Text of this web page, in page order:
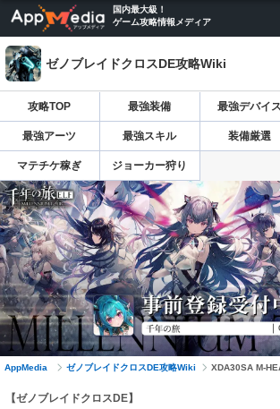
国内最大級！
ゲーム攻略情報メディア
ゼノブレイドクロスDE攻略Wiki
攻略TOP 最強装備 最強デバイス
最強アーツ 最強スキル 装備厳選
マテチケ稼ぎ ジョーカー狩り
AppMedia ゼノブレイドクロスDE攻略Wiki XDA30SA M-
【ゼノブレイドクロスDE】